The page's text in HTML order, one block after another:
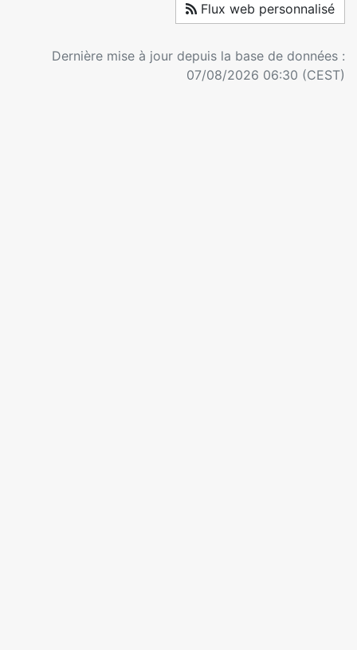
Flux web personnalisé
Dernière mise à jour depuis la base de données :
07/08/2026 06:30 (CEST)